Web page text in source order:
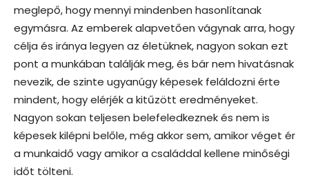
meglepő, hogy mennyi mindenben hasonlítanak
egymásra. Az emberek alapvetően vágynak arra, hogy
célja és iránya legyen az életüknek, nagyon sokan ezt
pont a munkában találják meg, és bár nem hivatásnak
nevezik, de szinte ugyanúgy képesek feláldozni érte
mindent, hogy elérjék a kitűzött eredményeket.
Nagyon sokan teljesen belefeledkeznek és nem is
képesek kilépni belőle, még akkor sem, amikor véget ér
a munkaidő vagy amikor a családdal kellene minőségi
időt tölteni.